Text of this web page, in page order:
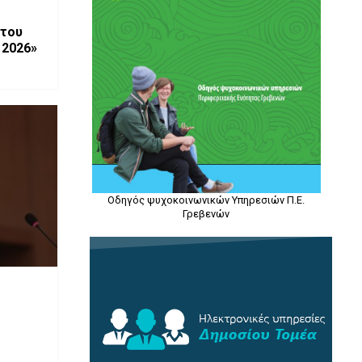
Οδηγός ψυχοκοινωνικών Υπηρεσιών Π.Ε.
Γρεβενών